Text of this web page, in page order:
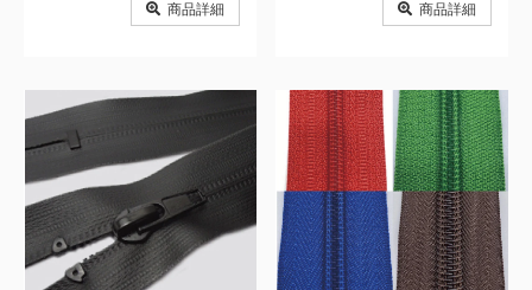
た）ダイニック株式会社 た）有限会社田中専商店
て）BXテンパル株式会社
て）テサテープ株式会社 と）東レ・アムテックス株式会社
て）帝国繊維株式会社 と）株式会社トクラ
と）東洋紡STC株式会社 と）東海理化販売株式会社
商品詳細 商品詳細